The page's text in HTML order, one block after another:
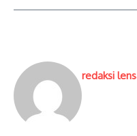
redaksi